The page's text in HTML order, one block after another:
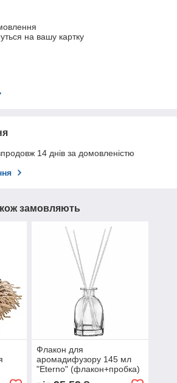
на вашу картку
14 днів за домовленістю
замовляють
Флакон для
аромадифузору 145 мл
"Eterno" (флакон+пробка)